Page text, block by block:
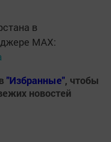
в
MАХ:
"Избранные", чтобы
новостей